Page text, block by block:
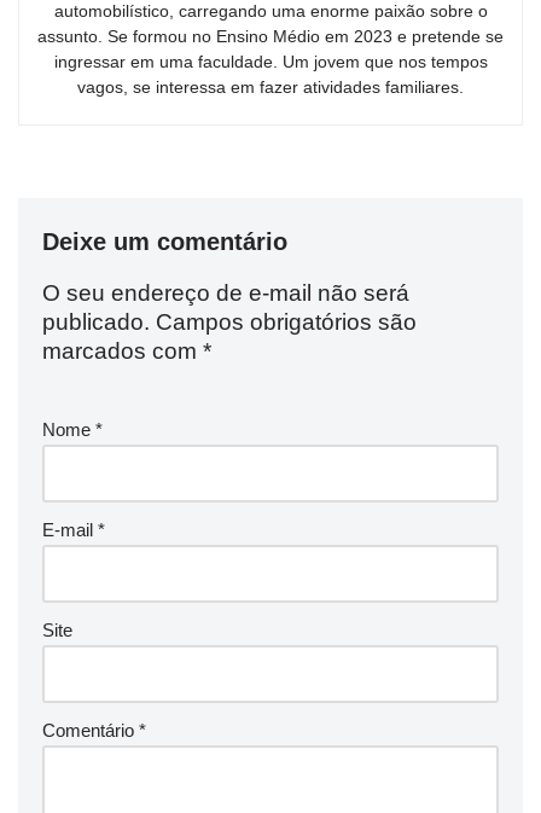
automobilístico, carregando uma enorme paixão sobre o
assunto. Se formou no Ensino Médio em 2023 e pretende se
ingressar em uma faculdade. Um jovem que nos tempos
vagos, se interessa em fazer atividades familiares.
Deixe um comentário
O seu endereço de e-mail não será
publicado. Campos obrigatórios são
marcados com *
Nome *
E-mail *
Site
Comentário *